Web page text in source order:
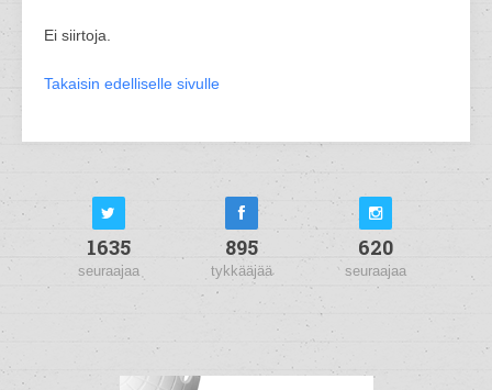
Ei siirtoja.
Takaisin edelliselle sivulle
1635
seuraajaa
895
tykkääjää
620
seuraajaa